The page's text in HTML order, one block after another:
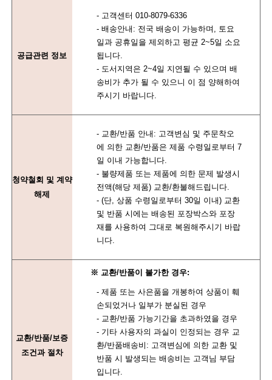
공급관련 정보
- 고객센터 010-8079-6336
- 배송안내: 전국 배송이 가능하며, 토요
일과 공휴일을 제외하고 평균 2~5일 소요
됩니다.
- 도서지역은 2~4일 지연될 수 있으며 배
송비가 추가 될 수 있으니 이 점 양해하여
주시기 바랍니다.
청약철회 및 계약
해제
- 교환/반품 안내: 고객변심 및 주문착오
에 의한 교환/반품은 제품 수령일로부터 7
일 이내 가능합니다.
- 불량제품 또는 제품에 의한 문제 발생시
전액(해당 제품) 교환/환불해드립니다.
- (단, 상품 수령일로부터 30일 이내) 교환
및 반품 시에는 배송된 포장박스와 포장
재를 사용하여 그대로 복원해주시기 바랍
니다.
교환/반품/보증
조건과 절차
※ 교환/반품이 불가한 경우:
- 제품 또는 사은품을 개봉하여 상품이 훼
손되었거나 일부가 분실된 경우
- 교환/반품 가능기간을 초과하였을 경우
- 기타 사용자의 과실이 인정되는 경우 교
환/반품배송비: 고객변심에 의한 교환 및
반품 시 발생되는 배송비는 고객님 부담
입니다.